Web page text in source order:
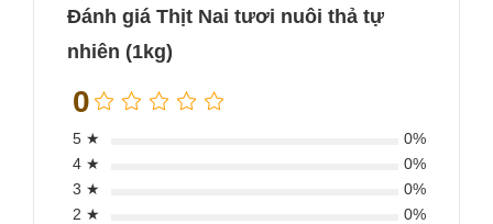
Đánh giá Thịt Nai tươi nuôi thả tự
nhiên (1kg)
0
5 ★
0%
4 ★
0%
3 ★
0%
2 ★
0%